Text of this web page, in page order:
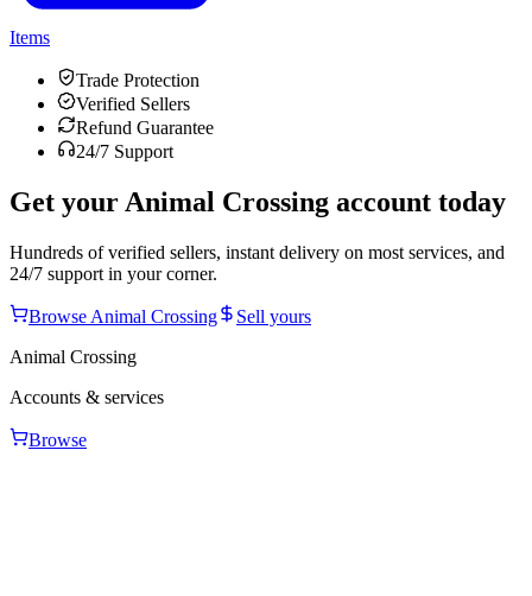
Items
Trade Protection
Verified Sellers
Refund Guarantee
24/7 Support
Get your Animal Crossing account today
Hundreds of verified sellers, instant delivery on most services, and
24/7 support in your corner.
Browse Animal Crossing
Sell yours
Animal Crossing
Accounts & services
Browse